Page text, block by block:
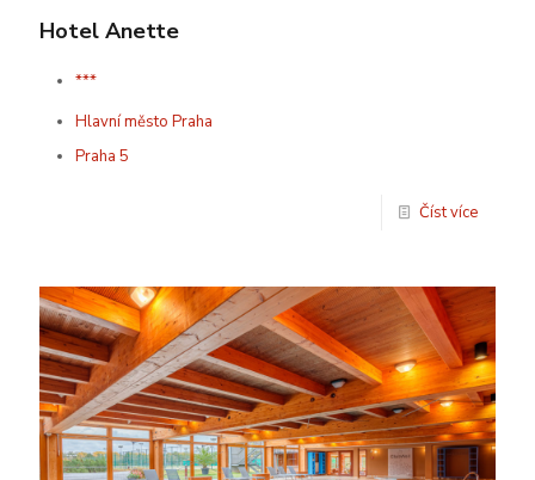
Hotel Anette
***
Hlavní město Praha
Praha 5
Číst více